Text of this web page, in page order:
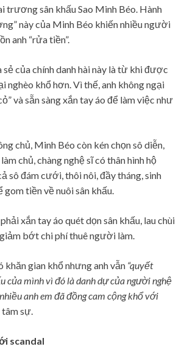
trương sân khấu Sao Minh Béo. Hành
này của Minh Béo khiến nhiều người
anh “rửa tiền”.
của chính danh hài này là từ khi được
nghèo khổ hơn. Vì thế, anh không ngại
và sẵn sàng xắn tay áo để làm việc như
chủ, Minh Béo còn kén chọn sô diễn,
chủ, chàng nghệ sĩ có thân hình hộ
sô đám cưới, thôi nôi, đầy tháng, sinh
tiền về nuôi sân khấu.
xắn tay áo quét dọn sân khấu, lau chùi
bớt chi phí thuê người làm.
khăn gian khổ nhưng anh vẫn “quyết
của mình vì đó là danh dự của người nghệ
anh em đã đồng cam cộng khổ với
sự.
scandal